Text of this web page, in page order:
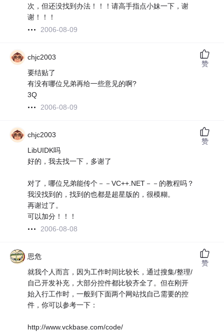
次，但还没找到办法！！！请高手指点小妹一下，谢
谢！！！
2006-08-09
chjc2003
要结贴了
有没有哪位兄弟再给一些意见的啊?
3Q
2006-08-09
赞
chjc2003
LibUIDK吗
好的，我去找一下，多谢了
对了，哪位兄弟能传个－－VC++.NET－－的教程吗？
我没找到的，找到的也都是超星版的，很模糊。
再谢过了。
可以加分！！！
2006-08-08
赞
思危
就我个人而言，因为工作时间比较长，通过搜集/整理/
自己开发补充，大部分控件都比较齐全了。但在刚开
始入行工作时，一般到下面两个网站找自己需要的控
件，你可以参考一下：
http://www.vckbase.com/code/
赞